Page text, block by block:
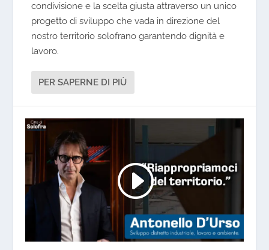
condivisione e la scelta giusta attraverso un unico
progetto di sviluppo che vada in direzione del
nostro territorio solofrano garantendo dignità e
lavoro.
PER SAPERNE DI PIÙ